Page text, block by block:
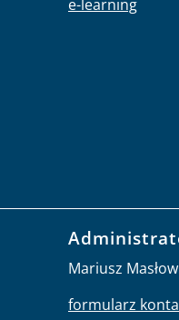
e-learning
Mariusz
formularz